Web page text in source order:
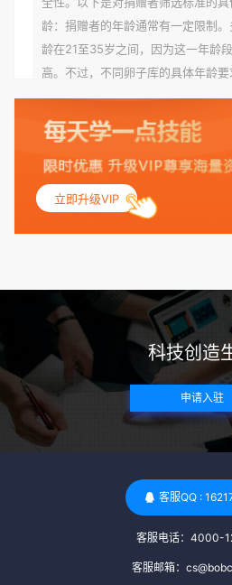
龄：捐赠者的年龄通常有一定限制
龄在21至35岁之间，因为这一年龄
高。不过，不同卵子库的具体年龄
量指数（BMI）：捐赠者的BMI通常
保其身体健康状况良好。过高的BMI
联，包括不孕症和妊娠并发症。 生
的月经期，无生殖障碍或异常问题
妇科检查，以确保其生殖系统的健康
捐赠者及其家庭成员需要无严重的遗
病史。这通常需要通过基因检测、
带任何可传染给受卵者的病原体。
要是非尼古丁使用者、非吸烟者、
影响卵子质量的药物，如某些精神
心理标准 学历要求：部分卵子库对
但这并非普遍标准。一些卵子库可能
育的女性作为捐赠者，但这并不是绝
评估：捐赠者需要进行心理状态评估
于确保捐赠者在捐赠过程中保持积
为的意义。 其他标准 责任心与沟通
间不确定性，捐赠者需要有责任心
时间表。这有助于确保捐赠周期的
立即升级VIP
科技创造
申请入驻
客服QQ :
客服电话：4000-
客服邮箱：